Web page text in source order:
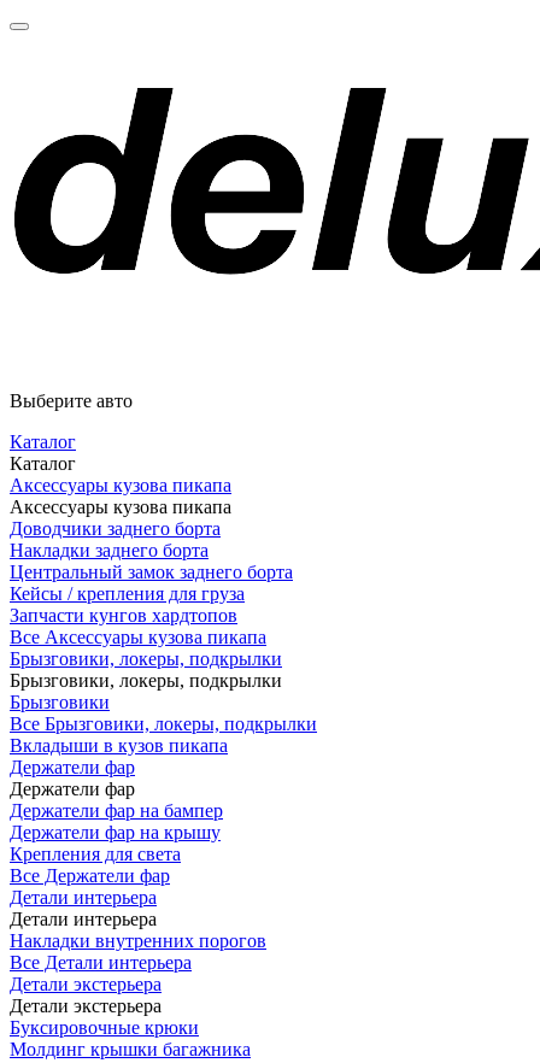
Выберите авто
Каталог
Каталог
Аксессуары кузова пикапа
Аксессуары кузова пикапа
Доводчики заднего борта
Накладки заднего борта
Центральный замок заднего борта
Кейсы / крепления для груза
Запчасти кунгов хардтопов
Все Аксессуары кузова пикапа
Брызговики, локеры, подкрылки
Брызговики, локеры, подкрылки
Брызговики
Все Брызговики, локеры, подкрылки
Вкладыши в кузов пикапа
Держатели фар
Держатели фар
Держатели фар на бампер
Держатели фар на крышу
Крепления для света
Все Держатели фар
Детали интерьера
Детали интерьера
Накладки внутренних порогов
Все Детали интерьера
Детали экстерьера
Детали экстерьера
Буксировочные крюки
Молдинг крышки багажника